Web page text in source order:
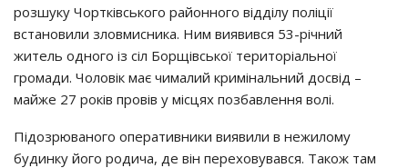
розшуку Чортківського районного відділу поліції
встановили зловмисника. Ним виявився 53-річний
житель одного із сіл Борщівської територіальної
громади. Чоловік має чималий кримінальний досвід –
майже 27 років провів у місцях позбавлення волі.
Підозрюваного оперативники виявили в нежилому
будинку його родича, де він переховувався. Також там